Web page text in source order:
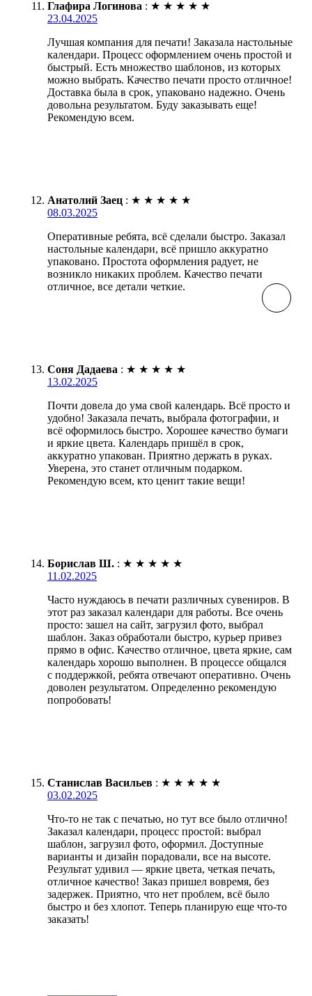
Глафира Логинова : ★ ★ ★ ★ ★
23.04.2025
Лучшая компания для печати! Заказала настольные
календари. Процесс оформлением очень простой и
быстрый. Есть множество шаблонов, из которых
можно выбрать. Качество печати просто отличное!
Доставка была в срок, упаковано надежно. Очень
довольна результатом. Буду заказывать еще!
Рекомендую всем.
Анатолий Заец : ★ ★ ★ ★ ★
08.03.2025
Оперативные ребята, всё сделали быстро. Заказал
настольные календари, всё пришло аккуратно
упаковано. Простота оформления радует, не
возникло никаких проблем. Качество печати
отличное, все детали четкие.
Соня Дадаева : ★ ★ ★ ★ ★
13.02.2025
Почти довела до ума свой календарь. Всё просто и
удобно! Заказала печать, выбрала фотографии, и
всё оформилось быстро. Хорошее качество бумаги
и яркие цвета. Календарь пришёл в срок,
аккуратно упакован. Приятно держать в руках.
Уверена, это станет отличным подарком.
Рекомендую всем, кто ценит такие вещи!
Борислав Ш. : ★ ★ ★ ★ ★
11.02.2025
Часто нуждаюсь в печати различных сувениров. В
этот раз заказал календари для работы. Все очень
просто: зашел на сайт, загрузил фото, выбрал
шаблон. Заказ обработали быстро, курьер привез
прямо в офис. Качество отличное, цвета яркие, сам
календарь хорошо выполнен. В процессе общался
с поддержкой, ребята отвечают оперативно. Очень
доволен результатом. Определенно рекомендую
попробовать!
Станислав Васильев : ★ ★ ★ ★ ★
03.02.2025
Что-то не так с печатью, но тут все было отлично!
Заказал календари, процесс простой: выбрал
шаблон, загрузил фото, оформил. Доступные
варианты и дизайн порадовали, все на высоте.
Результат удивил — яркие цвета, четкая печать,
отличное качество! Заказ пришел вовремя, без
задержек. Приятно, что нет проблем, всё было
быстро и без хлопот. Теперь планирую еще что-то
заказать!